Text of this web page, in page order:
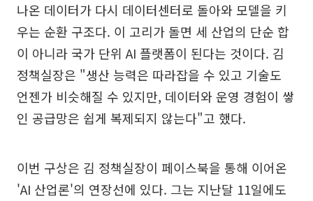
나온 데이터가 다시 데이터센터로 돌아와 모델을 키
우는 순환 구조다. 이 고리가 돌면 세 산업의 단순 합
이 아니라 국가 단위 AI 플랫폼이 된다는 것이다. 김
정책실장은 "생산 능력은 따라잡을 수 있고 기술도
언젠가 비슷해질 수 있지만, 데이터와 운영 경험이 쌓
인 공급망은 쉽게 복제되지 않는다"고 했다.
이번 구상은 김 정책실장이 페이스북을 통해 이어온
'AI 산업론'의 연장선에 있다. 그는 지난달 11일에도